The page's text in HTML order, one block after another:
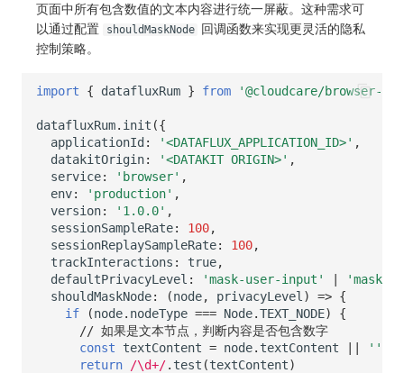
页面中所有包含数值的文本内容进行统一屏蔽。这种需求可
以通过配置
shouldMaskNode
回调函数来实现更灵活的隐私
控制策略。
import { datafluxRum } from '@cloudcare/browser-
datafluxRum. init ({
applicationId: '<DATAFLUX_APPLICATION_ID>' ,
datakitOrigin: '<DATAKIT ORIGIN>' ,
service: 'browser' ,
env: 'production' ,
version: '1.0.0' ,
sessionSampleRate: 100,
sessionReplaySampleRate: 100,
trackInteractions : true,
defaultPrivacyLevel : 'mask-user-input' | 'mask'
shouldMaskNode: (node, privacyLevel ) => {
if
(node. nodeType === Node.TEXT_NODE)
{
// 如果是文本节点，判断内容是否包含数字
const
textContent = node. textContent ||
''
return
/\d+/. test (textContent)